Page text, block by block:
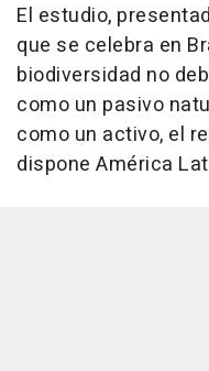
El estudio,
que se celebra en
biodiversidad no
como un pasivo
como un activo, el
dispone América